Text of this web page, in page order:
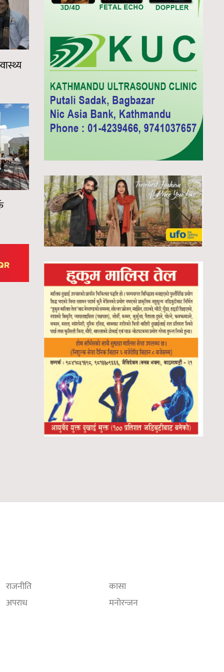
राजनीति
अपराध
कासा
मनोरन्जन